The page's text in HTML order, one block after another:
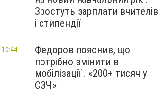
Зростуть зарплати вчителів
і стипендії
Федоров пояснив, що
потрібно змінити в
мобілізації . «200+ тисяч у
СЗЧ»
10:44